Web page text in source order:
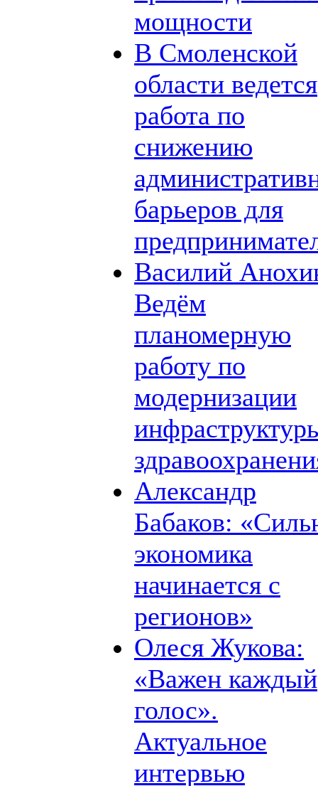
мощности
В Смоленской
области ведется
работа по
снижению
барьеров для
Василий
Ведём
планомерную
работу по
модернизации
Александр
Бабаков:
экономика
начинается с
регионов»
Олеся Жукова:
«Важен каждый
голос».
Актуальное
интервью